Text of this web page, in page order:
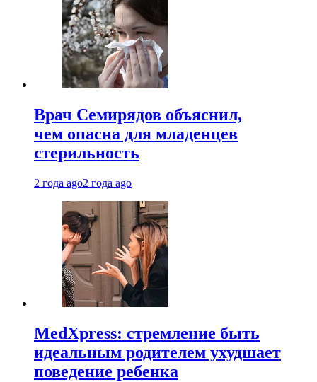
Врач Семирядов объяснил,
чем опасна для младенцев
стерильность
2 года ago2 года ago
MedXpress: стремление быть
идеальным родителем ухудшает
поведение ребенка